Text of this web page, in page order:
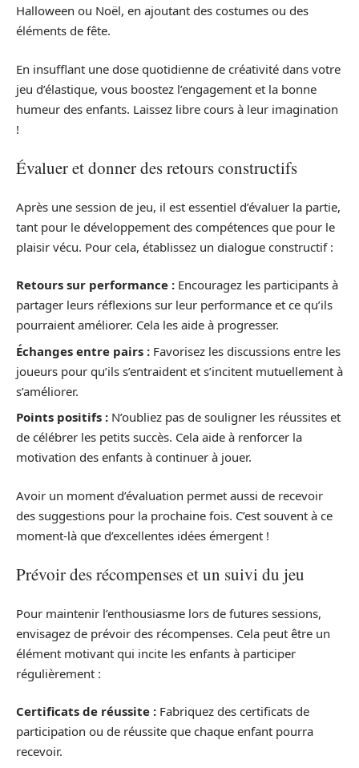
Halloween ou Noël, en ajoutant des costumes ou des
éléments de fête.
En insufflant une dose quotidienne de créativité dans votre
jeu d’élastique, vous boostez l’engagement et la bonne
humeur des enfants. Laissez libre cours à leur imagination
!
Évaluer et donner des retours constructifs
Après une session de jeu, il est essentiel d’évaluer la partie,
tant pour le développement des compétences que pour le
plaisir vécu. Pour cela, établissez un dialogue constructif :
Retours sur performance : Encouragez les participants à
partager leurs réflexions sur leur performance et ce qu’ils
pourraient améliorer. Cela les aide à progresser.
Échanges entre pairs : Favorisez les discussions entre les
joueurs pour qu’ils s’entraident et s’incitent mutuellement à
s’améliorer.
Points positifs : N’oubliez pas de souligner les réussites et
de célébrer les petits succès. Cela aide à renforcer la
motivation des enfants à continuer à jouer.
Avoir un moment d’évaluation permet aussi de recevoir
des suggestions pour la prochaine fois. C’est souvent à ce
moment-là que d’excellentes idées émergent !
Prévoir des récompenses et un suivi du jeu
Pour maintenir l’enthousiasme lors de futures sessions,
envisagez de prévoir des récompenses. Cela peut être un
élément motivant qui incite les enfants à participer
régulièrement :
Certificats de réussite : Fabriquez des certificats de
participation ou de réussite que chaque enfant pourra
recevoir.